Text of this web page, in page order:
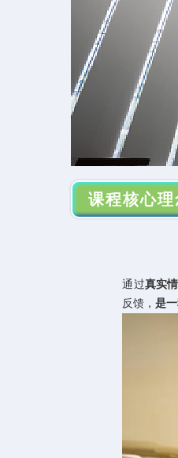
课程核心理
通过真实
反馈，是